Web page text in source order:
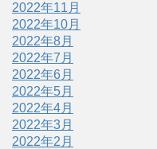
2022年11月
2022年10月
2022年8月
2022年7月
2022年6月
2022年5月
2022年4月
2022年3月
2022年2月